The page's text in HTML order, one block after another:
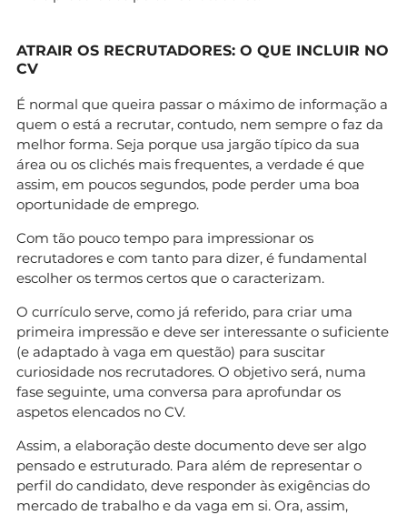
ATRAIR OS RECRUTADORES: O QUE INCLUIR NO
CV
É normal que queira passar o máximo de informação a
quem o está a recrutar, contudo, nem sempre o faz da
melhor forma. Seja porque usa jargão típico da sua
área ou os clichés mais frequentes, a verdade é que
assim, em poucos segundos, pode perder uma boa
oportunidade de emprego.
Com tão pouco tempo para impressionar os
recrutadores e com tanto para dizer, é fundamental
escolher os termos certos que o caracterizam.
O currículo serve, como já referido, para criar uma
primeira impressão e deve ser interessante o suficiente
(e adaptado à vaga em questão) para suscitar
curiosidade nos recrutadores. O objetivo será, numa
fase seguinte, uma conversa para aprofundar os
aspetos elencados no CV.
Assim, a elaboração deste documento deve ser algo
pensado e estruturado. Para além de representar o
perfil do candidato, deve responder às exigências do
mercado de trabalho e da vaga em si. Ora, assim,